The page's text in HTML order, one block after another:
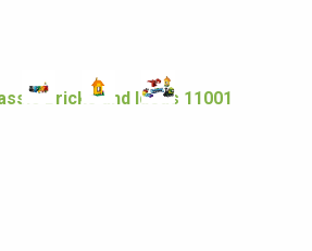
Bricks and Ideas 11001